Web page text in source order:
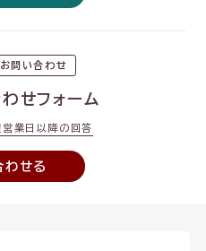
問い合わせ
せフォーム
業日以降の回答
わせる